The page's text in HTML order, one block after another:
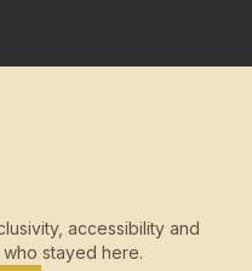
accessibility and
stayed here.